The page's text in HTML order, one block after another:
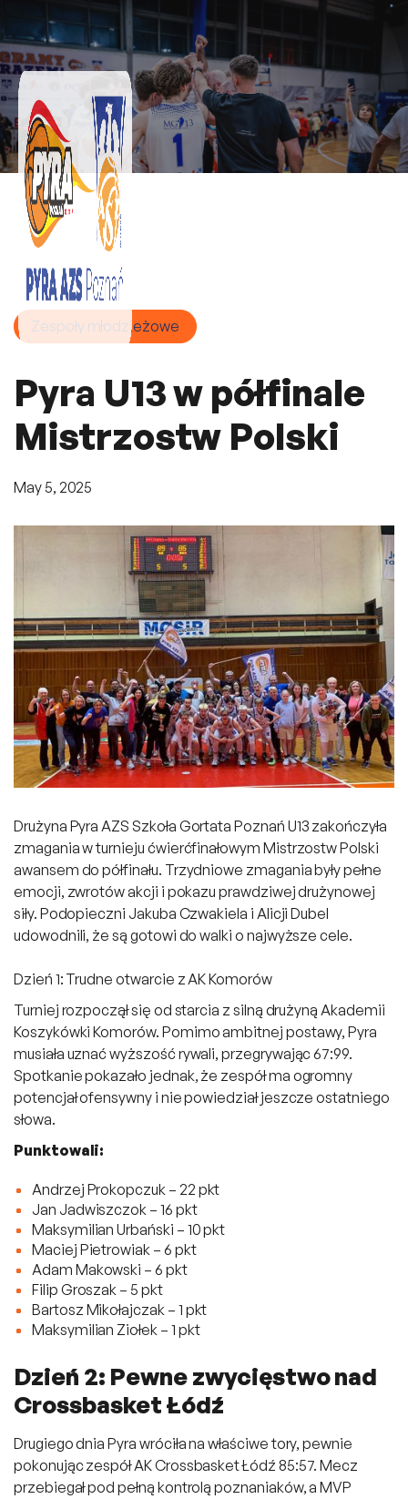
Zespoły młodzieżowe
Pyra U13 w półfinale
Mistrzostw Polski
May 5, 2025
Drużyna Pyra AZS Szkoła Gortata Poznań U13 zakończyła
zmagania w turnieju ćwierćfinałowym Mistrzostw Polski
awansem do półfinału. Trzydniowe zmagania były pełne
emocji, zwrotów akcji i pokazu prawdziwej drużynowej
siły. Podopieczni Jakuba Czwakiela i Alicji Dubel
udowodnili, że są gotowi do walki o najwyższe cele.
Dzień 1: Trudne otwarcie z AK Komorów
Turniej rozpoczął się od starcia z silną drużyną Akademii
Koszykówki Komorów. Pomimo ambitnej postawy, Pyra
musiała uznać wyższość rywali, przegrywając 67:99.
Spotkanie pokazało jednak, że zespół ma ogromny
potencjał ofensywny i nie powiedział jeszcze ostatniego
słowa.
Punktowali:
Andrzej Prokopczuk – 22 pkt
Jan Jadwiszczok – 16 pkt
Maksymilian Urbański – 10 pkt
Maciej Pietrowiak – 6 pkt
Adam Makowski – 6 pkt
Filip Groszak – 5 pkt
Bartosz Mikołajczak – 1 pkt
Maksymilian Ziołek – 1 pkt
Dzień 2: Pewne zwycięstwo nad
Crossbasket Łódź
Drugiego dnia Pyra wróciła na właściwe tory, pewnie
pokonując zespół AK Crossbasket Łódź 85:57. Mecz
przebiegał pod pełną kontrolą poznaniaków, a MVP